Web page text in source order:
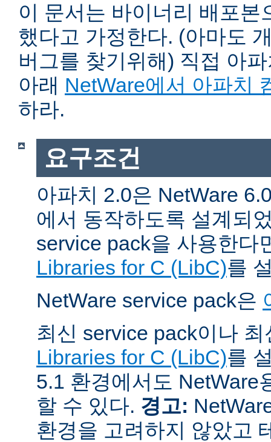
이 문서는 바이너리 배포본
했다고 가정한다. (아마도
버그를 찾기위해) 직접 아
아래 NetWare에서 아파치
하라.
요구조건
아파치 2.0은 NetWare
에서 동작하도록 설계되
service pack을 사용한다
Libraries for C (LibC)를
NetWare service pack은
최신 service pack이나
Libraries for C (LibC)를
5.1 환경에서도 NetWare
할 수 있다. 경고:
환경을 고려하지 않았고